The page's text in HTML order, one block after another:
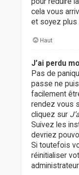
cela vous
et soyez plus
Haut
J’ai perdu
Pas de
passe ne
facilement
rendez vous
cliquez sur
Suivez les
devriez
Si toutefois
réinitialiser